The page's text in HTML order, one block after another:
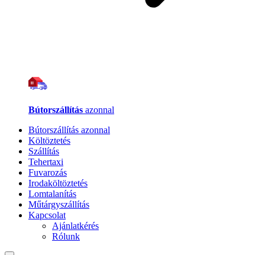
Bútorszállítás azonnal
Bútorszállítás azonnal
Költöztetés
Szállítás
Tehertaxi
Fuvarozás
Irodaköltöztetés
Lomtalanítás
Műtárgyszállítás
Kapcsolat
Ajánlatkérés
Rólunk